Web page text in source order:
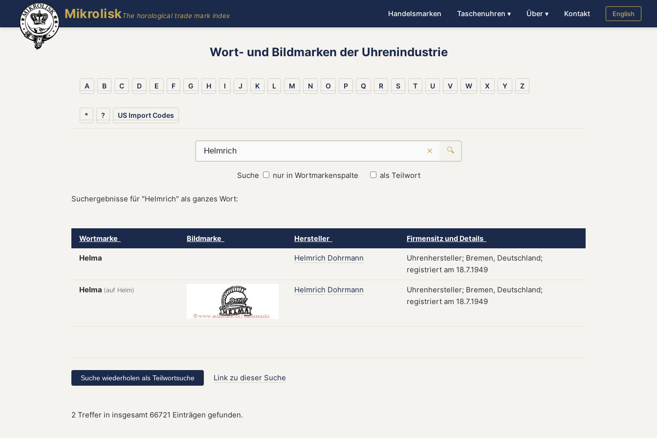
MikroliskThe horological trade mark index Handelsmarken Taschenuhren ▾ Über ▾ Kontakt English
Wort- und Bildmarken der Uhrenindustrie
A B C D E F G H I J K L M N O P Q R S T U V W X Y Z
* ? US Import Codes
× 🔍
Suche nur in Wortmarkenspalte als Teilwort
Suchergebnisse für "Helmrich" als ganzes Wort:
Wortmarke Bildmarke Hersteller Firmensitz und Details
Helma Helmrich Dohrmann
Uhrenhersteller; Bremen, Deutschland;
registriert am 18.7.1949
Helma (auf Helm) Helmrich Dohrmann
Uhrenhersteller; Bremen, Deutschland;
registriert am 18.7.1949
Link zu dieser Suche
2 Treffer in insgesamt 66721 Einträgen gefunden.